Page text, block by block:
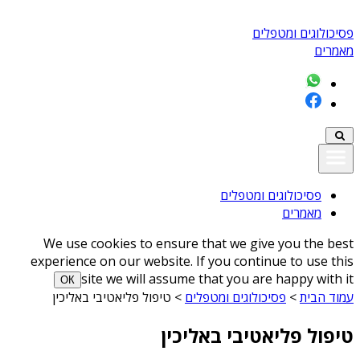
פסיכולוגים ומטפלים
מאמרים
פסיכולוגים ומטפלים
מאמרים
We use cookies to ensure that we give you the best
experience on our website. If you continue to use this
site we will assume that you are happy with it
ОК
עמוד הבית> פסיכולוגים ומטפלים > טיפול פליאטיבי באליכין
טיפול פליאטיבי באליכין